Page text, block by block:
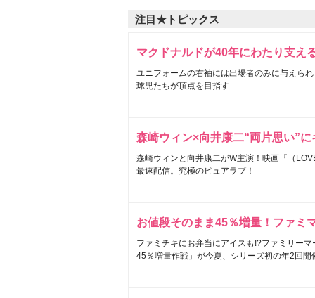
注目★トピックス
マクドナルドが40年にわたり支え
ユニフォームの右袖には出場者のみに与えら
球児たちが頂点を目指す
森崎ウィン×向井康二“両片思い”
森崎ウィンと向井康二がW主演！映画『（
最速配信。究極のピュアラブ！
お値段そのまま45％増量！ファミ
ファミチキにお弁当にアイスも!?ファミリー
45％増量作戦」が今夏、シリーズ初の年2回開